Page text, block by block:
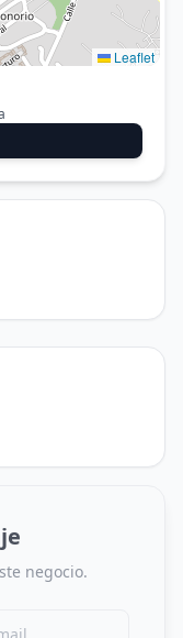
Leaflet
negocio.